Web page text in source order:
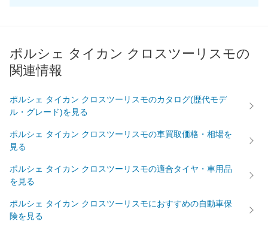
ポルシェ タイカン クロスツーリスモの
関連情報
ポルシェ タイカン クロスツーリスモのカタログ(歴代モデ
ル・グレード)を見る
ポルシェ タイカン クロスツーリスモの車買取価格・相場を
見る
ポルシェ タイカン クロスツーリスモの適合タイヤ・車用品
を見る
ポルシェ タイカン クロスツーリスモにおすすめの自動車保
険を見る